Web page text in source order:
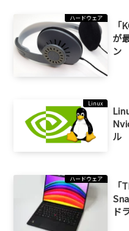
ハードウェア
が
ン
Linux
ル
ハードウェア
ド